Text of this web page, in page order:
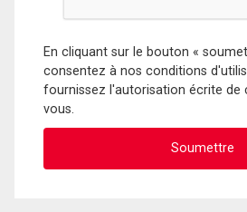
En cliquant sur le bouton «
consentez à nos conditions
fournissez l'autorisation écrite de
vous.